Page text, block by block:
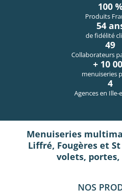
100
Produits
54
de fidélité
49
Collaborateurs
+ 10
menuiseries
4
Agences en Ille-
Menuiseries
Liffré, Fougères et
volets,
NOS